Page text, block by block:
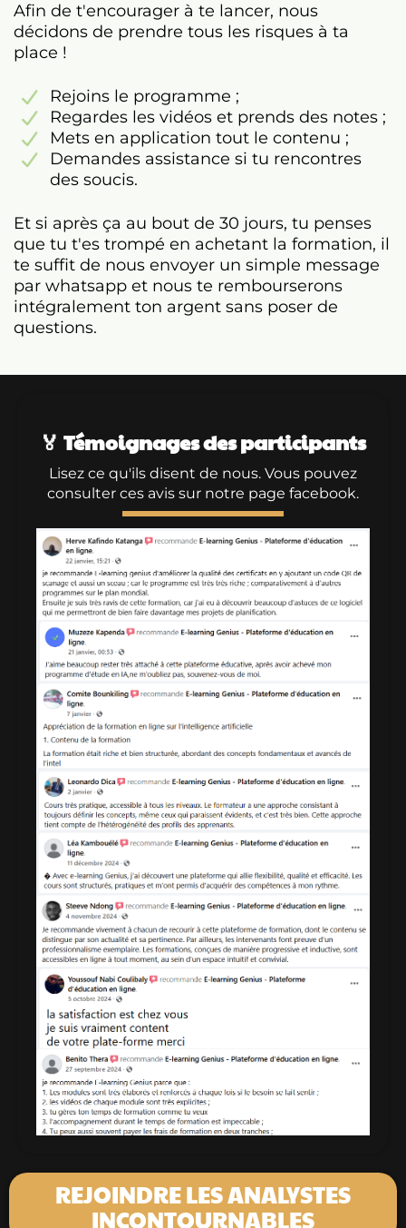
Afin de t'encourager à te lancer, nous
décidons de prendre tous les risques à ta
place !
Rejoins le programme ;
Regardes les vidéos et prends des notes ;
Mets en application tout le contenu ;
Demandes assistance si tu rencontres
des soucis.
Et si après ça au bout de 30 jours, tu penses
que tu t'es trompé en achetant la formation, il
te suffit de nous envoyer un simple message
par whatsapp et nous te rembourserons
intégralement ton argent sans poser de
questions.
🏅 Témoignages des participants
Lisez ce qu'ils disent de nous. Vous pouvez
consulter ces avis sur notre page facebook.
REJOINDRE LES ANALYSTES
INCONTOURNABLES